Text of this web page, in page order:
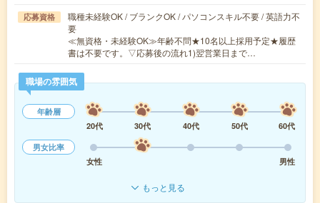
応募資格
職種未経験OK / ブランクOK / パソコンスキル不要 / 英語力不
要
≪無資格・未経験OK≫年齢不問★10名以上採用予定★履歴
書は不要です。▽応募後の流れ1)翌営業日まで…
職場の雰囲気
年齢層
20代
30代 40代 50代
60代
男女比率
女性
男性
もっと見る